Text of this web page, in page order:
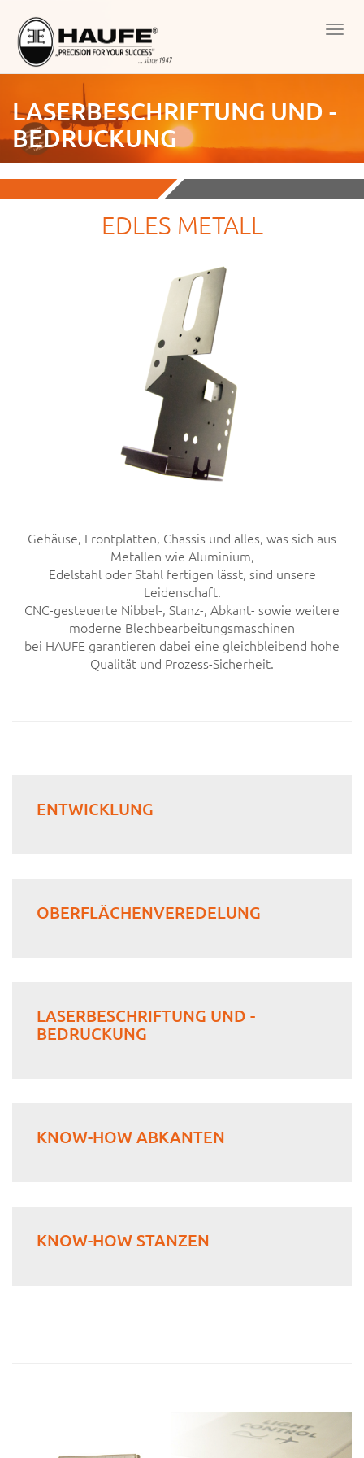
LASERBESCHRIFTUNG UND -
BEDRUCKUNG
EDLES METALL
Gehäuse, Frontplatten, Chassis und alles, was sich aus
Metallen wie Aluminium,
Edelstahl oder Stahl fertigen lässt, sind unsere
Leidenschaft.
CNC-gesteuerte Nibbel-, Stanz-, Abkant- sowie weitere
moderne Blechbe­arbeitungsmaschinen
bei HAUFE garantieren dabei eine gleich­bleibend hohe
Qualität und Prozess-Sicherheit.
ENTWICKLUNG
OBERFLÄCHENVEREDELUNG
LASERBESCHRIFTUNG UND -
BEDRUCKUNG
KNOW-HOW ABKANTEN
KNOW-HOW STANZEN